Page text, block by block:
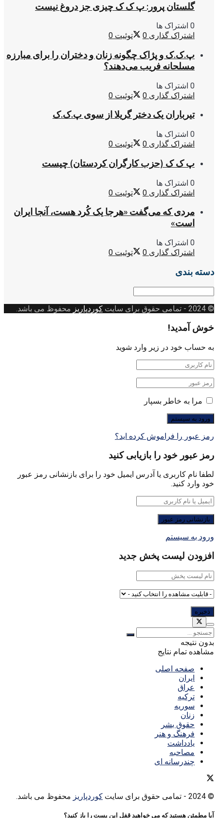
گلستان پرور: پ ک ک چیزی جز دروغ نیست
0 اشتراک ها
اشتراک گذاری 0 توئیت 0
پ.ک.ک و پژاک چگونه زنان و دختران را برای مبارزه
مسلحانه فریب می‌دهند؟
0 اشتراک ها
اشتراک گذاری 0 توئیت 0
تیرباران یک دختر گریلا از سوی پ.ک.ک
0 اشتراک ها
اشتراک گذاری 0 توئیت 0
پ ک ک (حزب کارگران کردستان) چیست
0 اشتراک ها
اشتراک گذاری 0 توئیت 0
مردی که می‌گفت «هرجا یک کُرد هست، آنجا ایران
است»
0 اشتراک ها
اشتراک گذاری 0 توئیت 0
دسته بندی
© 2024
- تمامی حقوق برای سایت کوردپاریز محفوظ می باشد.
خوش آمدید!
به حساب خود در زیر وارد شوید
مرا به خاطر بسپار
رمز عبور را فراموش کرده اید؟
رمز عبور خود را بازیابی کنید
لطفا نام کاربری یا آدرس ایمیل خود را برای بازنشانی رمز عبور
خود وارد کنید.
ورود به سیستم
افزودن لیست پخش جدید
بدون نتیجه
مشاهده تمام نتایج
صفحه اصلی
ایران
عراق
ترکیه
سوریه
زنان
حقوق بشر
فرهنگ و هنر
یادداشت
مصاحبه
چندرسانه ای
© 2024 - تمامی حقوق برای سایت کوردپاریز محفوظ می باشد.
آیا مطمئن هستید که می خواهید قفل این پست را باز کنید؟